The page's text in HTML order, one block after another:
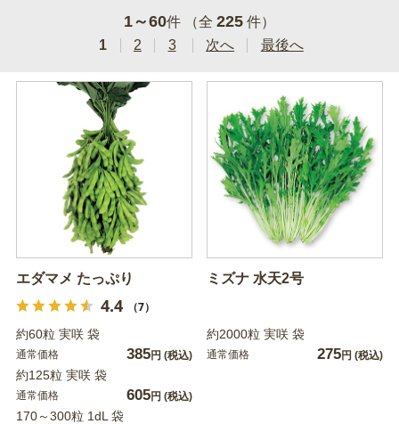
1～60件 （全 225 件）
1
2 3 次へ 最後へ
エダマメ たっぷり
4.4 （7）
約60粒 実咲 袋
通常価格 385円 (税込)
約125粒 実咲 袋
通常価格 605円 (税込)
170～300粒 1dL 袋
ミズナ 水天2号
約2000粒 実咲 袋
通常価格 275円 (税込)